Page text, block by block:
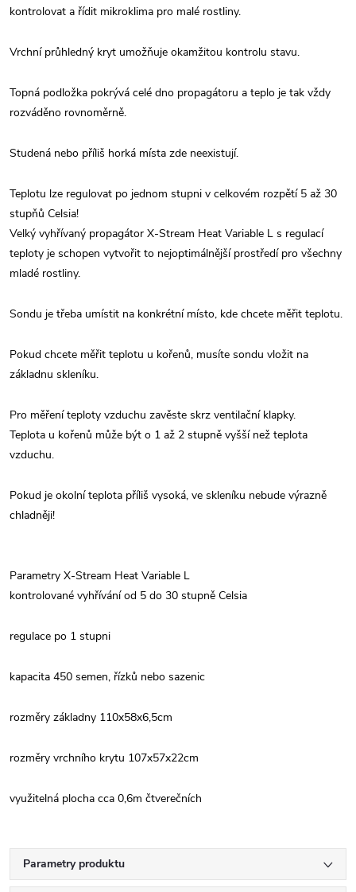
kontrolovat a řídit mikroklima pro malé rostliny.
Vrchní průhledný kryt umožňuje okamžitou kontrolu stavu.
Topná podložka pokrývá celé dno propagátoru a teplo je tak vždy
rozváděno rovnoměrně.
Studená nebo příliš horká místa zde neexistují.
Teplotu lze regulovat po jednom stupni v celkovém rozpětí 5 až 30
stupňů Celsia!
Velký vyhřívaný propagátor X-Stream Heat Variable L s regulací
teploty je schopen vytvořit to nejoptimálnější prostředí pro všechny
mladé rostliny.
Sondu je třeba umístit na konkrétní místo, kde chcete měřit teplotu.
Pokud chcete měřit teplotu u kořenů, musíte sondu vložit na
základnu skleníku.
Pro měření teploty vzduchu zavěste skrz ventilační klapky.
Teplota u kořenů může být o 1 až 2 stupně vyšší než teplota
vzduchu.
Pokud je okolní teplota příliš vysoká, ve skleníku nebude výrazně
chladněji!
Parametry X-Stream Heat Variable L
kontrolované vyhřívání od 5 do 30 stupně Celsia
regulace po 1 stupni
kapacita 450 semen, řízků nebo sazenic
rozměry základny 110x58x6,5cm
rozměry vrchního krytu 107x57x22cm
využitelná plocha cca 0,6m čtverečních
Parametry produktu